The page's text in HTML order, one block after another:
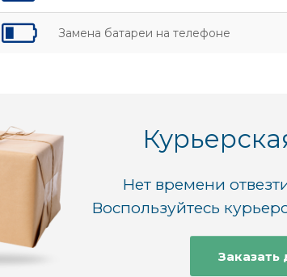
Замена батареи на телефоне
Нет времени
Воспользуйтесь
Заказать